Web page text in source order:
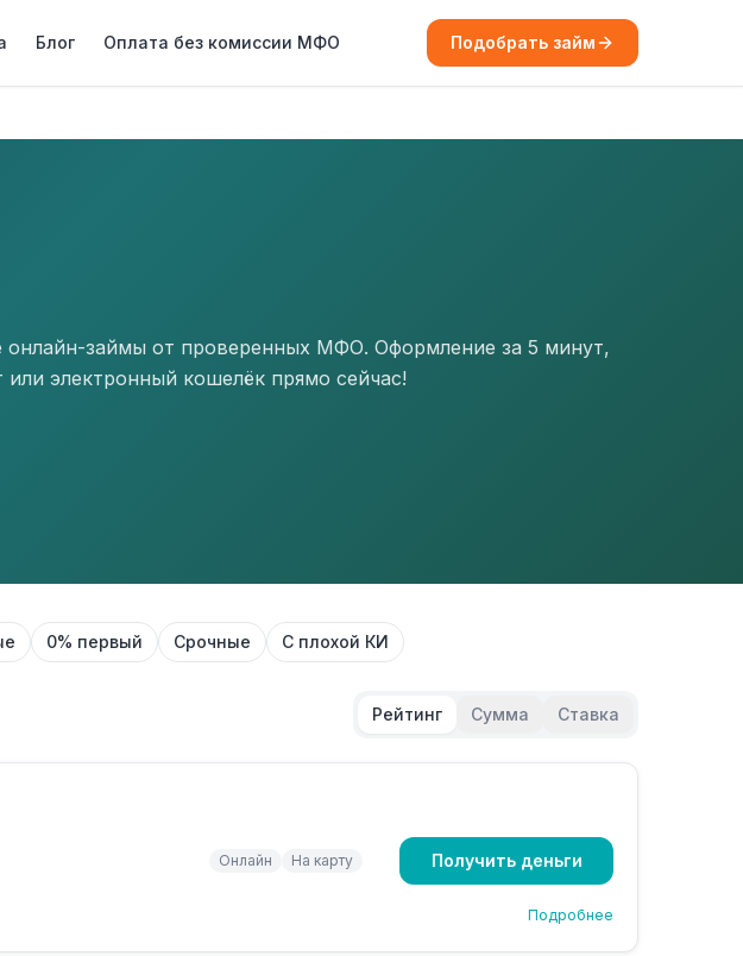
Блог Оплата без комиссии МФО Подобрать займ
займы от проверенных МФО. Оформление за 5 минут,
или электронный кошелёк прямо сейчас!
0% первый Срочные С плохой КИ
Рейтинг Сумма Ставка
Онлайн На карту Получить деньги
Подробнее